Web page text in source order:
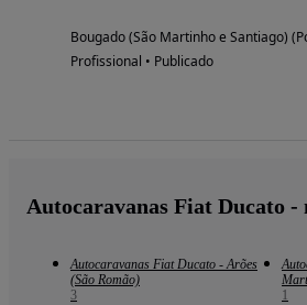
Bougado (São Martinho e Santiago)
Profissional • Publicado
Autocaravanas Fiat Ducato
Autocaravanas Fiat Ducato - Arões
(São Romão)
3
1